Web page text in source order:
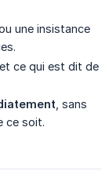
ou une insistance
ce qui est dit de
, sans
ce soit.